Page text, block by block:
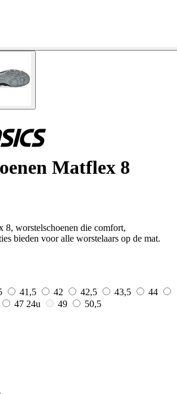
Matflex 8
8, worstelschoenen die comfort,
bieden voor alle worstelaars op de mat.
41,5 42 42,5 43,5
44
47 24u 49
50,5